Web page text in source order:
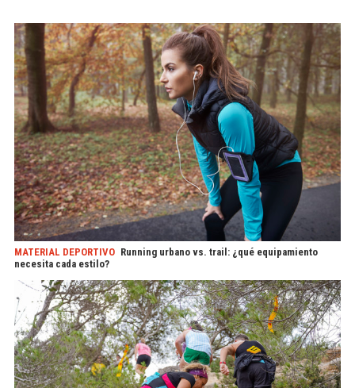
MATERIAL DEPORTIVO Running urbano vs. trail: ¿qué equipamiento
necesita cada estilo?